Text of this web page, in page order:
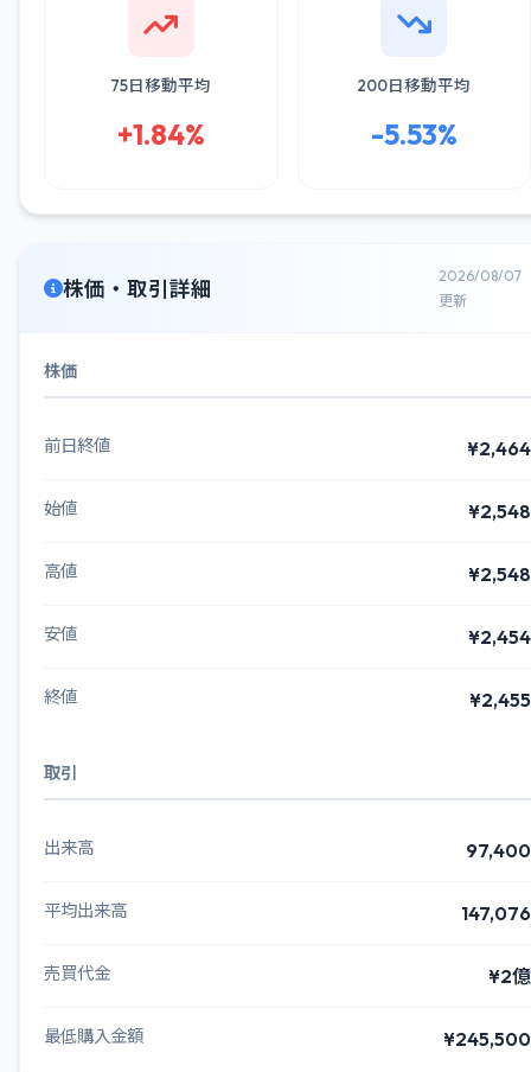
75日移動平均
+1.84%
200日移動平均
-5.53%
株価・取引詳細
2026/08/07
更新
株価
前日終値 ¥2,464
始値 ¥2,548
高値 ¥2,548
安値 ¥2,454
終値 ¥2,455
取引
出来高 97,400
平均出来高 147,076
売買代金 ¥2億
最低購入金額 ¥245,500